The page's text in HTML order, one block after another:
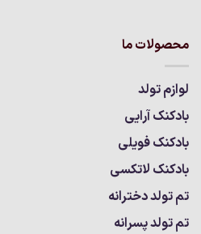
محصولات ما
لوازم تولد
بادکنک آرایی
بادکنک فویلی
بادکنک لاتکسی
تم تولد دخترانه
تم تولد پسرانه